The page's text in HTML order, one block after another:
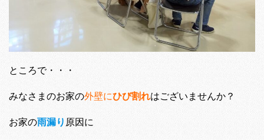
ところで・・・
みなさまのお家の外壁にひび割れはございませんか？
お家の雨漏り 原因に